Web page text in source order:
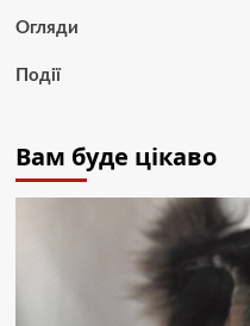
Огляди
Події
Вам буде цікаво